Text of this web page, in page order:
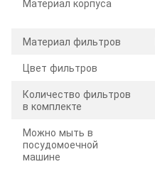
Материал корпуса
Материал фильтров
Цвет фильтров
Количество фильтров
в комплекте
Можно мыть в
посудомоечной
машине